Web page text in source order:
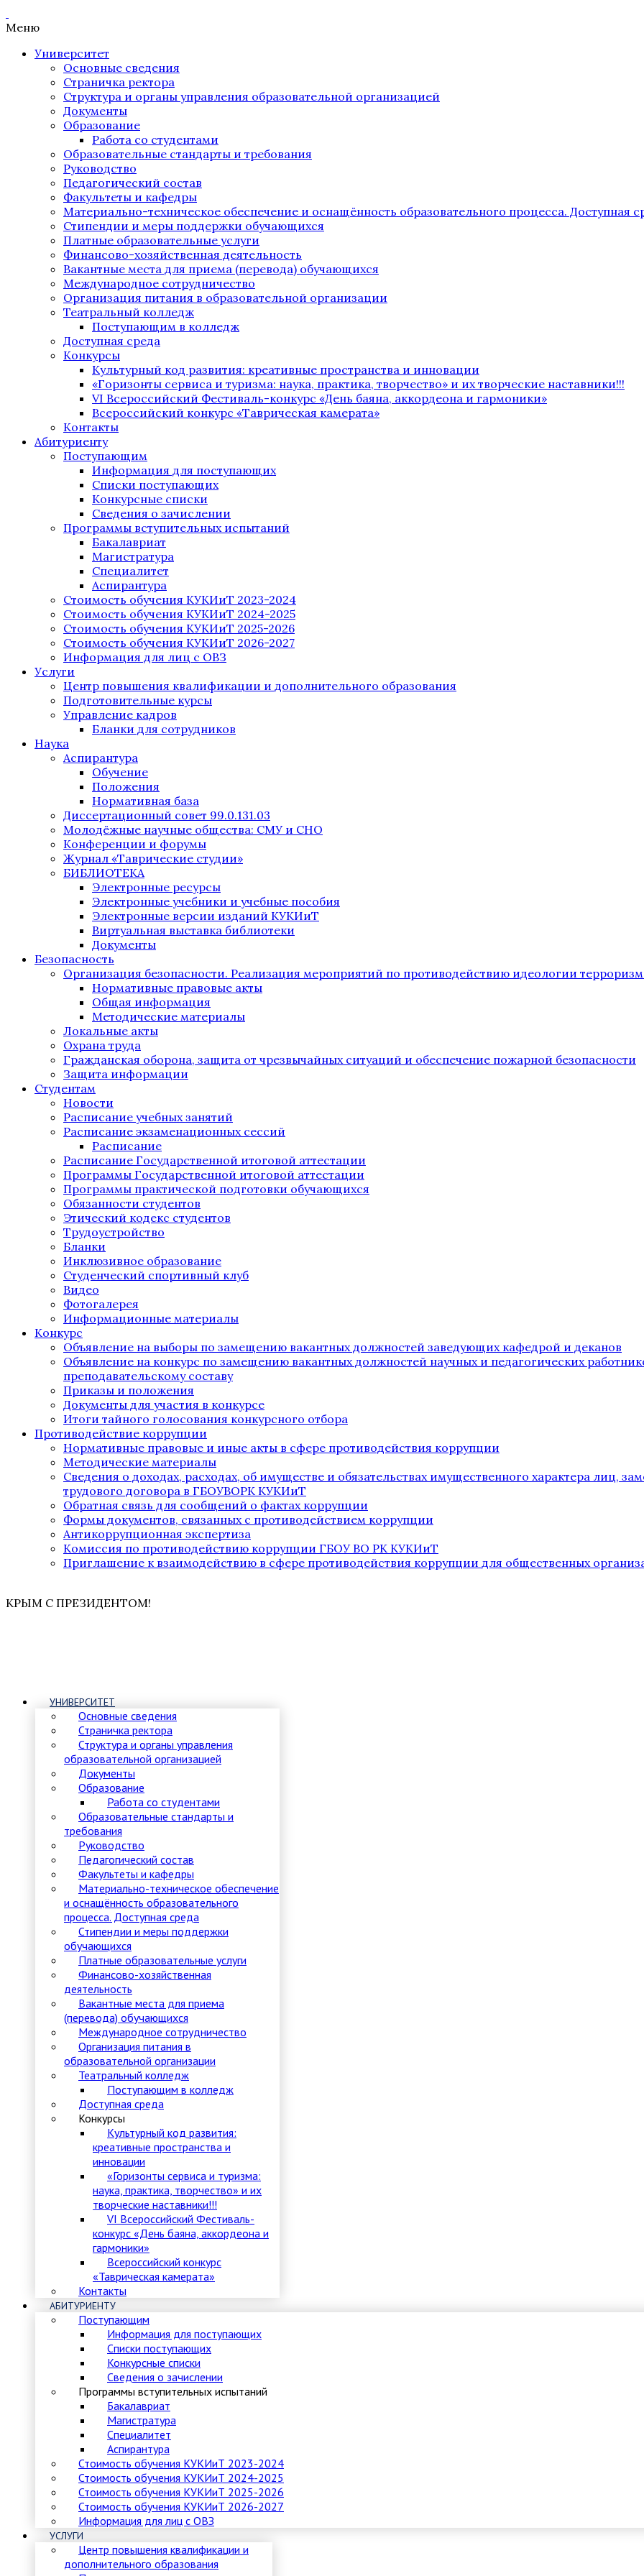
Меню
Университет
Основные сведения
Страничка ректора
Структура и органы управления образовательной организацией
Документы
Образование
Работа со студентами
Образовательные стандарты и требования
Руководство
Педагогический состав
Факультеты и кафедры
Материально-техническое обеспечение и оснащённость образовательного процесса. Доступная
Стипендии и меры поддержки обучающихся
Платные образовательные услуги
Финансово-хозяйственная деятельность
Вакантные места для приема (перевода) обучающихся
Международное сотрудничество
Организация питания в образовательной организации
Театральный колледж
Поступающим в колледж
Доступная среда
Конкурсы
Культурный код развития: креативные пространства и инновации
«Горизонты сервиса и туризма: наука, практика, творчество» и их творческие наставники!!!
VI Всероссийский Фестиваль-конкурс «День баяна, аккордеона и гармоники»
Всероссийский конкурс «Таврическая камерата»
Контакты
Абитуриенту
Поступающим
Информация для поступающих
Списки поступающих
Конкурсные списки
Сведения о зачислении
Программы вступительных испытаний
Бакалавриат
Магистратура
Специалитет
Аспирантура
Стоимость обучения КУКИиТ 2023-2024
Стоимость обучения КУКИиТ 2024-2025
Стоимость обучения КУКИиТ 2025-2026
Стоимость обучения КУКИиТ 2026-2027
Информация для лиц с ОВЗ
Услуги
Центр повышения квалификации и дополнительного образования
Подготовительные курсы
Управление кадров
Бланки для сотрудников
Наука
Аспирантура
Обучение
Положения
Нормативная база
Диссертационный совет 99.0.131.03
Молодёжные научные общества: СМУ и СНО
Конференции и форумы
Журнал «Таврические студии»
БИБЛИОТЕКА
Электронные ресурсы
Электронные учебники и учебные пособия
Электронные версии изданий КУКИиТ
Виртуальная выставка библиотеки
Документы
Безопасность
Организация безопасности. Реализация мероприятий по противодействию идеологии
Нормативные правовые акты
Общая информация
Методические материалы
Локальные акты
Охрана труда
Гражданская оборона, защита от чрезвычайных ситуаций и обеспечение пожарной безопасности
Защита информации
Студентам
Новости
Расписание учебных занятий
Расписание экзаменационных сессий
Расписание
Расписание Государственной итоговой аттестации
Программы Государственной итоговой аттестации
Программы практической подготовки обучающихся
Обязанности студентов
Этический кодекс студентов
Трудоустройство
Бланки
Инклюзивное образование
Студенческий спортивный клуб
Видео
Фотогалерея
Информационные материалы
Конкурс
Объявление на выборы по замещению вакантных должностей заведующих кафедрой и деканов
Объявление на конкурс по замещению вакантных должностей научных и педагогических
преподавательскому составу
Приказы и положения
Документы для участия в конкурсе
Итоги тайного голосования конкурсного отбора
Противодействие коррупции
Нормативные правовые и иные акты в сфере противодействия коррупции
Методические материалы
Сведения о доходах, расходах, об имуществе и обязательствах имущественного характера лиц,
трудового договора в ГБОУВОРК КУКИиТ
Обратная связь для сообщений о фактах коррупции
Формы документов, связанных с противодействием коррупции
Антикоррупционная экспертиза
Комиссия по противодействию коррупции ГБОУ ВО РК КУКИиТ
Приглашение к взаимодействию в сфере противодействия коррупции для общественных
КРЫМ С ПРЕЗИДЕНТОМ!
УНИВЕРСИТЕТ
Основные сведения
Страничка ректора
Структура и органы управления
образовательной организацией
Документы
Образование
Работа со студентами
Образовательные стандарты и
требования
Руководство
Педагогический состав
Факультеты и кафедры
Материально-техническое обеспечение
и оснащённость образовательного
процесса. Доступная среда
Стипендии и меры поддержки
обучающихся
Платные образовательные услуги
Финансово-хозяйственная
деятельность
Вакантные места для приема
(перевода) обучающихся
Международное сотрудничество
Организация питания в
образовательной организации
Театральный колледж
Поступающим в колледж
Доступная среда
Конкурсы
Культурный код развития:
креативные пространства и
инновации
«Горизонты сервиса и туризма:
наука, практика, творчество» и их
творческие наставники!!!
VI Всероссийский Фестиваль-
конкурс «День баяна, аккордеона и
гармоники»
Всероссийский конкурс
«Таврическая камерата»
Контакты
АБИТУРИЕНТУ
Поступающим
Информация для поступающих
Списки поступающих
Конкурсные списки
Сведения о зачислении
Программы вступительных испытаний
Бакалавриат
Магистратура
Специалитет
Аспирантура
Стоимость обучения КУКИиТ 2023-2024
Стоимость обучения КУКИиТ 2024-2025
Стоимость обучения КУКИиТ 2025-2026
Стоимость обучения КУКИиТ 2026-2027
Информация для лиц с ОВЗ
УСЛУГИ
Центр повышения квалификации и
дополнительного образования